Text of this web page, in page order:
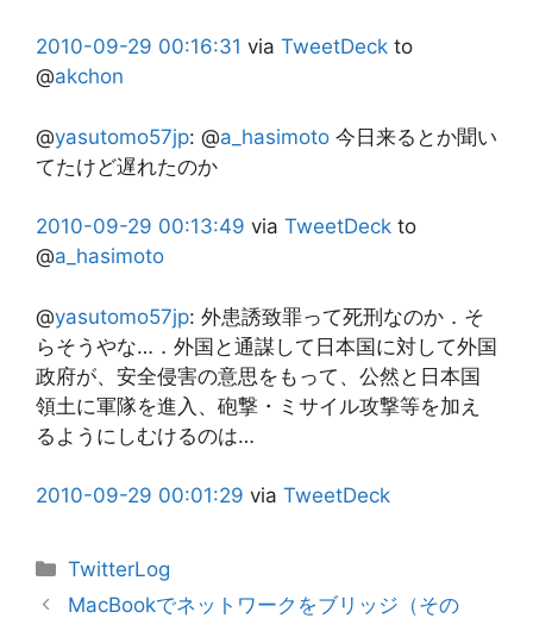
2010-09-29 00:16:31 via TweetDeck to
@akchon
@yasutomo57jp: @a_hasimoto 今日来るとか聞い
てたけど遅れたのか
2010-09-29 00:13:49 via TweetDeck to
@a_hasimoto
@yasutomo57jp: 外患誘致罪って死刑なのか．そ
らそうやな…．外国と通謀して日本国に対して外国
政府が、安全侵害の意思をもって、公然と日本国
領土に軍隊を進入、砲撃・ミサイル攻撃等を加え
るようにしむけるのは…
2010-09-29 00:01:29 via TweetDeck
カ
テ
TwitterLog
MacBookでネットワークをブリッジ（その